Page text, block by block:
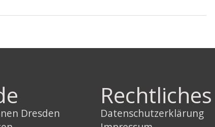
Dresden
Rechtliches
Datenschutzerklärung